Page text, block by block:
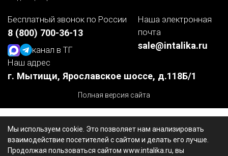
Мы используем cookie. Это позволяет нам анализировать
взаимодействие посетителей с сайтом и делать его лучше.
Продолжая пользоваться сайтом www.intalika.ru, вы
Бесплатный звонок по России
8 (800) 700-36-13
канал в ТГ
Наша электронная
почта
sale@intalika.ru
Наш адрес
г. Мытищи, Ярославское шоссе, д.118Б/1
Полная версия сайта